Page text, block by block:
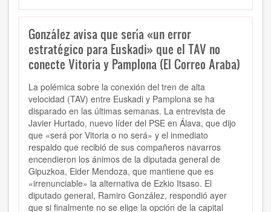
González avisa que sería «un error
estratégico para Euskadi» que el TAV no
conecte Vitoria y Pamplona (El Correo Araba)
La polémica sobre la conexión del tren de alta
velocidad (TAV) entre Euskadi y Pamplona se ha
disparado en las últimas semanas. La entrevista de
Javier Hurtado, nuevo líder del PSE en Álava, que dijo
que «será por Vitoria o no será» y el inmediato
respaldo que recibió de sus compañeros navarros
encendieron los ánimos de la diputada general de
Gipuzkoa, Eider Mendoza, que mantiene que es
«irrenunciable» la alternativa de Ezkio Itsaso. El
diputado general, Ramiro González, respondió ayer
que si finalmente no se elige la opción de la capital